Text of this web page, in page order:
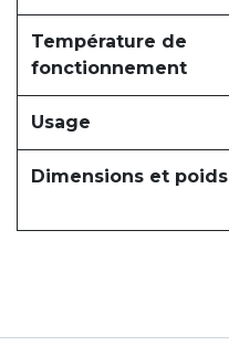
Température de
fonctionnement
Usage
Dimensions et poids